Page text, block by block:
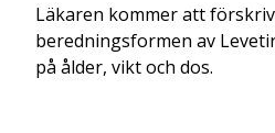
Läkaren kommer att
beredningsformen av
på ålder, vikt och dos.